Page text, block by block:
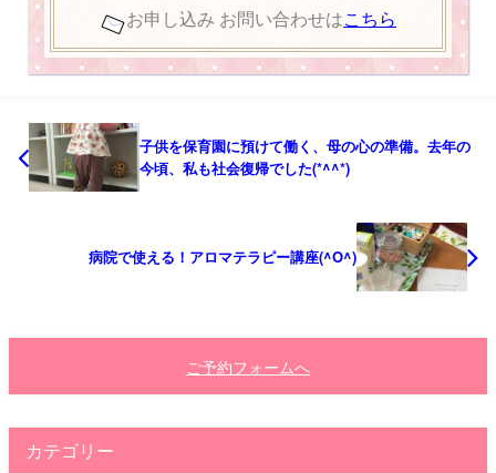
お申し込み お問い合わせはこちら
子供を保育園に預けて働く、母の心の準備。去年の
今頃、私も社会復帰でした(*^^*)
病院で使える！アロマテラピー講座(^O^)
ご予約フォームへ
カテゴリー